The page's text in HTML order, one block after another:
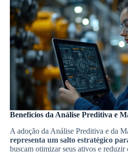
Benefícios da Análise Preditiva e
A adoção da Análise Preditiva e da
representa um salto estratégico
buscam otimizar seus ativos e reduzir